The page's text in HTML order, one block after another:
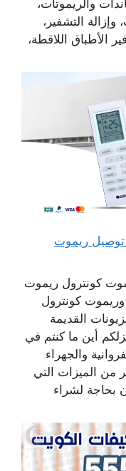
والريموتات،
التشفير،
الأطباق اللاقطة،
توصيل ريموت للمنزل 66041166 توصيل ريموت
كونترول ريموت
وريموت كونترول
القديمة
أين ما كنتم في
والجهراء
من الميزات التي
بحاجة لشراء